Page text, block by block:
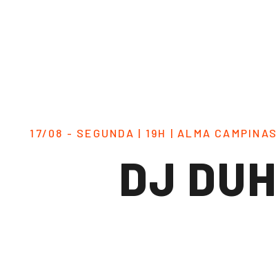
17/08 - SEGUNDA | 19H | ALMA CAMPINAS
DJ DUH